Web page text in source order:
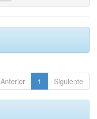
Anterior 1 Siguiente